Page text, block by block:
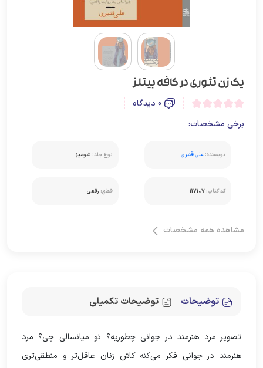
یک زن تئوری در کافه بیتلز
0 دیدگاه
برخی مشخصات:
نویسنده:علی قنبری نوع جلد:شومیز
کد کتاب:117107 قطع:رقعی
مشاهده همه مشخصات
توضیحات توضیحات تکمیلی
تصویر مرد هنرمند در جوانی چطوریه؟ تو میانسالی چی؟ مرد
هنرمند در جوانی فکر می‌کنه کاش زنان عاقل‌تر و منطقی‌تری